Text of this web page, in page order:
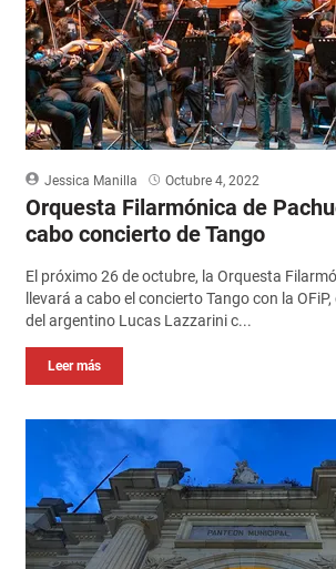
Jessica Manilla Octubre 4, 2022
Orquesta Filarmónica de
cabo concierto de Tango
El próximo 26 de octubre, la Orquesta
llevará a cabo el concierto Tango con la
del argentino Lucas Lazzarini c...
Leer más